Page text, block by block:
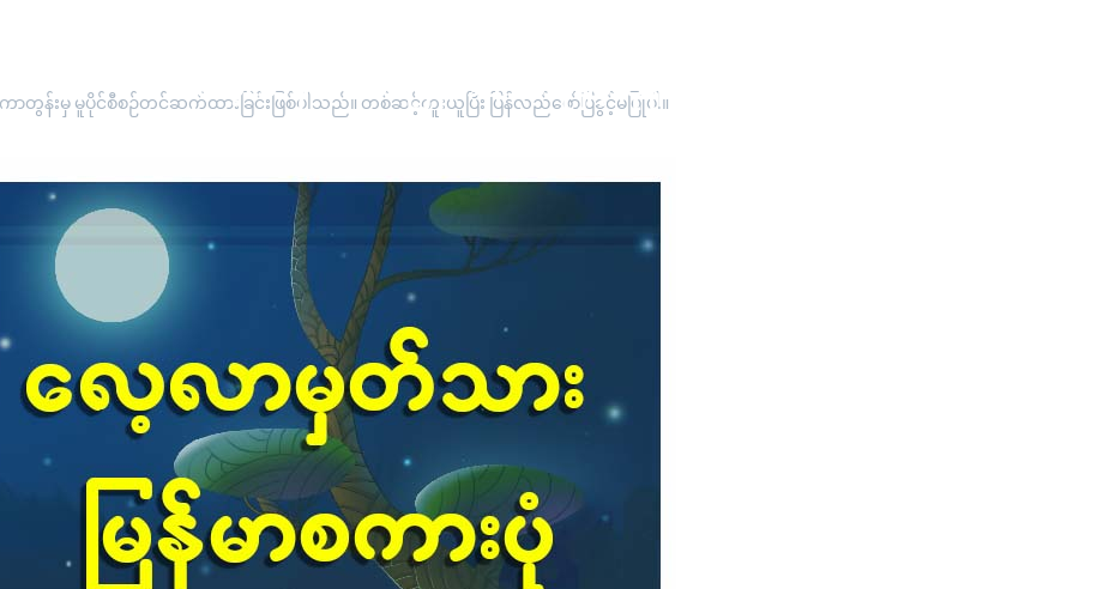
"လေ့လာမှတ်သား မြန်မာစကားပုံနှင့်ဆိုရိုးစကား (၃)"
တွန်းမှ မူပိုင်စီစဉ်တင်ဆက်ထားခြင်းဖြစ်ပါသည်။ တစ်ဆင့်ကူးယူပြီး ပြန်လည်ဖော်ပြခွင့်မပြုပါ။